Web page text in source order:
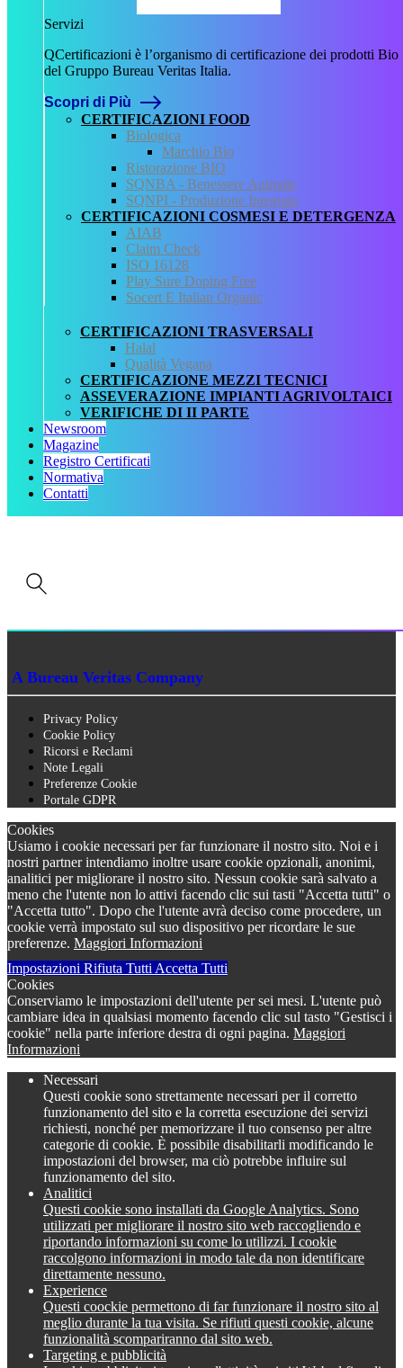
Servizi
QCertificazioni è l’organismo di certificazione dei prodotti Bio
del Gruppo Bureau Veritas Italia.
Scopri di Più
CERTIFICAZIONI FOOD
Biologica
Marchio Bio
Ristorazione BIO
SQNBA - Benessere Animale
SQNPI - Produzione Integrata
CERTIFICAZIONI COSMESI E DETERGENZA
AIAB
Claim Check
ISO 16128
Play Sure Doping Free
Socert E Italian Organic
CERTIFICAZIONI TRASVERSALI
Halal
Qualità Vegana
CERTIFICAZIONE MEZZI TECNICI
ASSEVERAZIONE IMPIANTI AGRIVOLTAICI
VERIFICHE DI II PARTE
Newsroom
Magazine
Registro Certificati
Normativa
Contatti
2023.
Precedente
CHI SIAMO
REGISTRO CERTIFICATI
NORMATIVA
AREA DOWNLOAD
POLITICA QHSE
FAQ – DOMANDE FREQUENTI
CONTATTI
BIOLOGICA
HALAL
ISO 16128
MEZZI TECNICI
QUALITÀ VEGANA
RISTORAZIONE BIO
SQNPI
QCertificazioni S.r.l. a socio unico
P.IVA n. 01273640522
A Bureau Veritas Company
Privacy Policy
Cookie Policy
Ricorsi e Reclami
Note Legali
Preferenze Cookie
Portale GDPR
Cookies
Usiamo i cookie necessari per far funzionare il nostro sito. Noi e i
nostri partner intendiamo inoltre usare cookie opzionali, anonimi,
analitici per migliorare il nostro sito. Nessun cookie sarà salvato a
meno che l'utente non lo attivi facendo clic sui tasti "Accetta tutti" o
"Accetta tutto". Dopo che l'utente avrà deciso come procedere, un
cookie verrà impostato sul suo dispositivo per ricordare le sue
preferenze. Maggiori Informazioni
Impostazioni Rifiuta TuttiAccetta Tutti
Cookies
Conserviamo le impostazioni dell'utente per sei mesi. L'utente può
cambiare idea in qualsiasi momento facendo clic sul tasto "Gestisci i
cookie" nella parte inferiore destra di ogni pagina. Maggiori
Informazioni
Necessari
Questi cookie sono strettamente necessari per il corretto
funzionamento del sito e la corretta esecuzione dei servizi
richiesti, nonché per memorizzare il tuo consenso per altre
categorie di cookie. È possibile disabilitarli modificando le
impostazioni del browser, ma ciò potrebbe influire sul
funzionamento del sito.
Analitici
Questi cookie sono installati da Google Analytics. Sono
utilizzati per migliorare il nostro sito web raccogliendo e
riportando informazioni su come lo utilizzi. I cookie
raccolgono informazioni in modo tale da non identificare
direttamente nessuno.
Experience
Questi coockie permettono di far funzionare il nostro sito al
meglio durante la tua visita. Se rifiuti questi cookie, alcune
funzionalità scompariranno dal sito web.
Targeting e pubblicità